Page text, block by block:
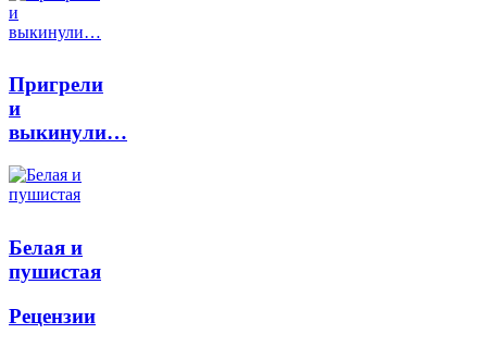
Пригрели
и
выкинули…
Белая и
пушистая
Рецензии